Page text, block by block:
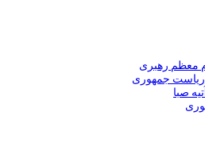
معظم رهبری
ریاست جمهوری
صبا